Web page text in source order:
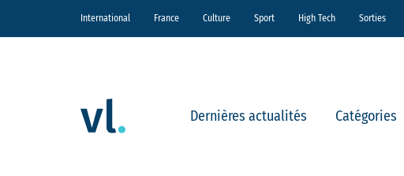
International France Culture Sport High Tech Sorties
Dernières actualités Catégories